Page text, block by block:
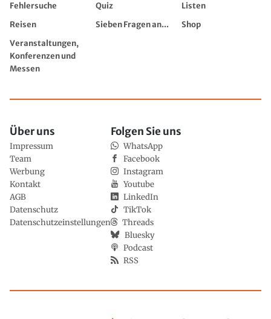
Fehlersuche
Quiz
Listen
Reisen
Sieben Fragen an...
Shop
Veranstaltungen,
Konferenzen und
Messen
Über uns
Impressum
Team
Werbung
Kontakt
AGB
Datenschutz
Datenschutzeinstellungen
Folgen Sie uns
WhatsApp
Facebook
Instagram
Youtube
LinkedIn
TikTok
Threads
Bluesky
Podcast
RSS